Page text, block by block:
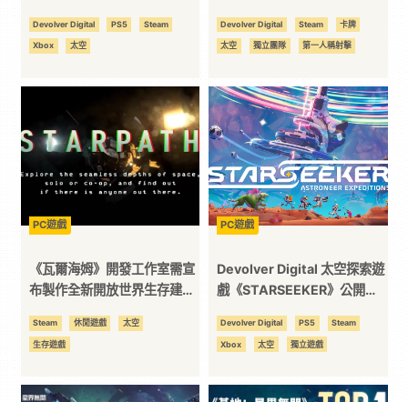
｜
3C
科
技
全
方
位
資
STARSEEKER》搶先體驗開
跑，邀請 PC、Xbox、PS5、
Devolver Digital PS5 Steam
Xbox 太空
宙》、《菇域迷城》、《美德
與大槌》、《星際探索者：異
版揭露
Devolver Digital Steam 卡牌
太空 獨立團隊 第一人稱射擊
PC遊戲
《瓦爾海姆》開發工作室需宣
布製作全新開放世界生存建造
BitSummit 展示早期版本
Steam 休閒遊戲 太空
生存遊戲
PC遊戲
Devolver Digital 太空探索遊
戲《STARSEEKER》公開測
Devolver Digital PS5 Steam
Xbox 太空 獨立遊戲